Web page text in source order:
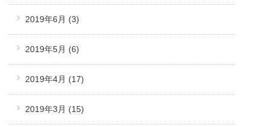
2019年6月 (3)
2019年5月 (6)
2019年4月 (17)
2019年3月 (15)